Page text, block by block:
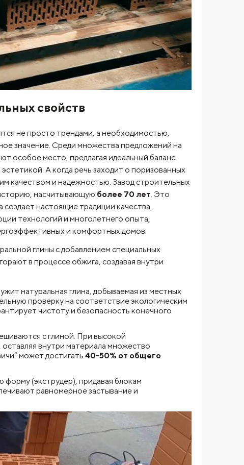
свойств
не просто трендами, а необходимостью,
значение. Среди множества предложений на
особое место, предлагая идеальный баланс
А когда речь заходит о поризованных
качеством и надежностью. Завод строительных
насчитывающую более 70 лет. Это
настоящие традиции качества.
технологий и многолетнего опыта,
и комфортных домов.
глины с добавлением специальных
в процессе обжига, создавая внутри
натуральная глина, добываемая из местных
проверку на соответствие экологическим
чистоту и безопасность конечного
с глиной. При высокой
внутри материала множество
может достигать 40-50% от общего
форму (экструдер), придавая блокам
равномерное застывание и